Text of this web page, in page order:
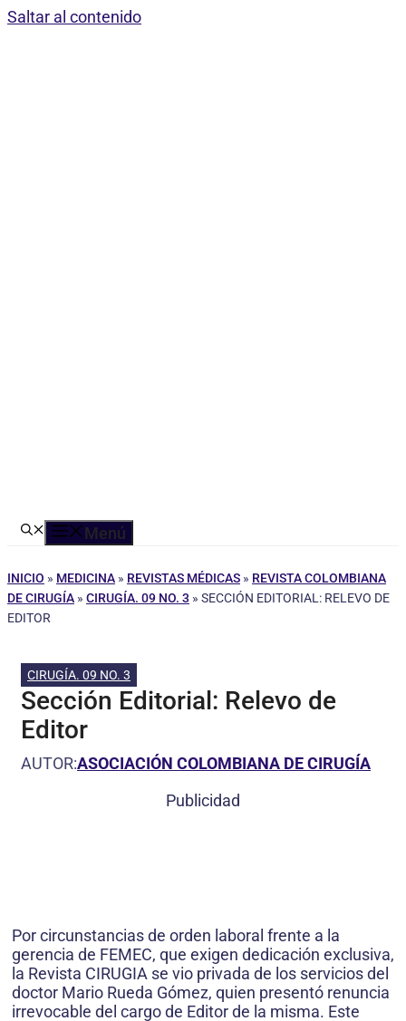
Saltar al contenido
Menú
INICIO » MEDICINA » REVISTAS MÉDICAS » REVISTA COLOMBIANA
DE CIRUGÍA » CIRUGÍA. 09 NO. 3 » SECCIÓN EDITORIAL: RELEVO DE
EDITOR
CIRUGÍA. 09 NO. 3
Sección Editorial: Relevo de
Editor
AUTOR:ASOCIACIÓN COLOMBIANA DE CIRUGÍA
Publicidad
Por circunstancias de orden laboral frente a la
gerencia de FEMEC, que exigen dedicación exclusiva,
la Revista CIRUGIA se vio privada de los servicios del
doctor Mario Rueda Gómez, quien presentó renuncia
irrevocable del cargo de Editor de la misma. Este